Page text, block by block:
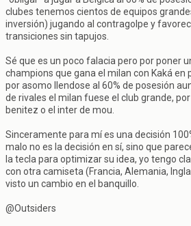
clubes tenemos cientos de equipos
inversión) jugando al contragolpe y
transiciones sin tapujos.
Sé que es un poco falacia pero por poner
champions que gana el milan con Kaká en
por asomo llendose al 60% de posesión
de rivales el milan fuese el club grande,
benitez o el inter de mou.
Sinceramente para mí es una decisión
malo no es la decisión en sí, sino que
la tecla para optimizar su idea, yo tengo
con otra camiseta (Francia, Alemania,
visto un cambio en el banquillo.
@Outsiders